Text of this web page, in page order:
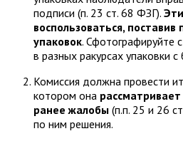
подписи (п. 23 ст. 68 ФЗГ).
воспользоваться,
упаковок. Сфотографируйте
в разных ракурсах упаковки
Комиссия должна провести
котором она
ранее жалобы (п.п. 25 и 26
по ним решения.